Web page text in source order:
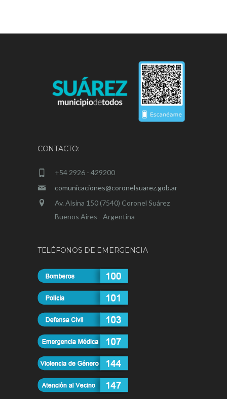
CONTACTO:
+54 2926 - 429200
comunicaciones@coronelsuarez.gob.ar
Av. Alsina 150 (7540) Coronel Suárez
Buenos Aires - Argentina
TELÉFONOS DE EMERGENCIA